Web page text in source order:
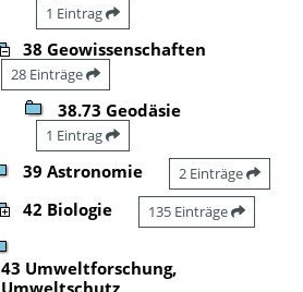
1 Eintrag
38 Geowissenschaften
28 Einträge
38.73 Geodäsie
1 Eintrag
39 Astronomie 2 Einträge
42 Biologie 135 Einträge
43 Umweltforschung,
Umweltschutz